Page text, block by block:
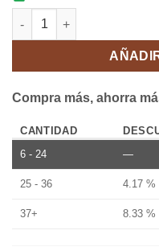
CUARTA CHICA cantidad
Compra más, ahorra
CANTIDAD
6 - 24
—
25 - 36 4.17 %
37+ 8.33 %